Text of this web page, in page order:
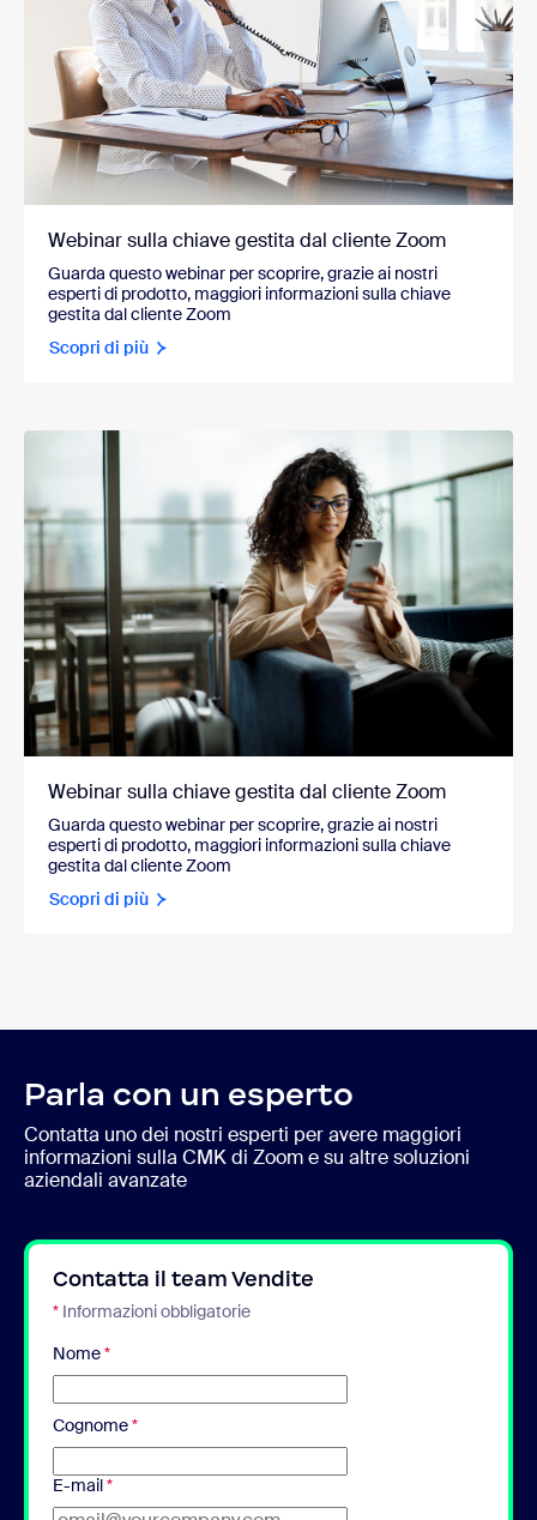
Webinar sulla chiave gestita dal cliente Zoom
Guarda questo webinar per scoprire, grazie ai nostri
esperti di prodotto, maggiori informazioni sulla chiave
gestita dal cliente Zoom
Scopri di più
Webinar sulla chiave gestita dal cliente Zoom
Guarda questo webinar per scoprire, grazie ai nostri
esperti di prodotto, maggiori informazioni sulla chiave
gestita dal cliente Zoom
Scopri di più
Parla con un esperto
Contatta uno dei nostri esperti per avere maggiori
informazioni sulla CMK di Zoom e su altre soluzioni
aziendali avanzate
Contatta il team Vendite
* Informazioni obbligatorie
Nome*
Cognome*
E-mail*